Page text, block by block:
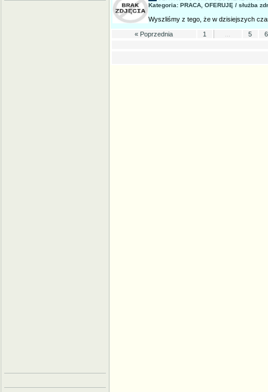
Kategoria: PRACA, OFERUJĘ / służba
Wyszliśmy z tego, że w dzisiejszych
« Poprzednia 1 5